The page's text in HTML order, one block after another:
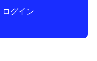
ログイン